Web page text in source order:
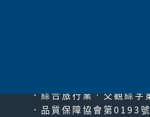
．綜合旅行業‧交觀綜字
．品質保障協會第0193號